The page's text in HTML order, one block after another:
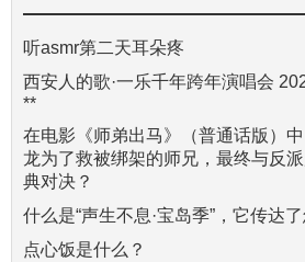
听asmr第二天耳朵疼
西安人的歌·一乐千年跨年演唱会
**
在电影《师弟出马》（普通话版）
龙为了救被绑架的师兄，最终与反
典对决？
什么是“声生不息·宝岛季”，它传达
点心饭是什么？